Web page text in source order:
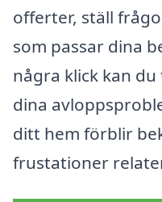
offerter, ställ
som passar dina
några klick kan
dina
ditt hem förblir
frustationer